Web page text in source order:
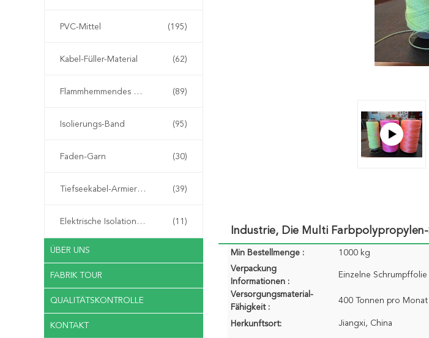
PVC-Mittel (195)
Kabel-Füller-Material (62)
Flammhemmendes Material (89)
Isolierungs-Band (95)
Faden-Garn (30)
Tiefseekabel-Armierungs-Schnur (39)
Elektrische Isolationspapier (11)
ÜBER UNS
FABRIK TOUR
QUALITÄTSKONTROLLE
KONTAKT
Industrie, Die Multi
Min Bestellmenge : 1000 kg
Verpackung
Informationen :
Versorgungsmaterial-
Fähigkeit :
400 Tonnen pro Monat
Herkunftsort: Jiangxi, China